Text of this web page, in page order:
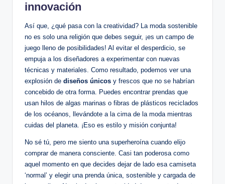
innovación
Así que, ¿qué pasa con la creatividad? La moda sostenible
no es solo una religión que debes seguir, ¡es un campo de
juego lleno de posibilidades! Al evitar el desperdicio, se
empuja a los diseñadores a experimentar con nuevas
técnicas y materiales. Como resultado, podemos ver una
explosión de diseños únicos y frescos que no se habrían
concebido de otra forma. Puedes encontrar prendas que
usan hilos de algas marinas o fibras de plásticos reciclados
de los océanos, llevándote a la cima de la moda mientras
cuidas del planeta. ¡Eso es estilo y misión conjunta!
No sé tú, pero me siento una superheroína cuando elijo
comprar de manera consciente. Casi tan poderosa como
aquel momento en que decides dejar de lado esa camiseta
‘normal’ y elegir una prenda única, sostenible y cargada de